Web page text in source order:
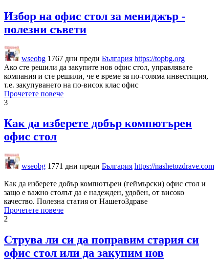
Избор на офис стол за мениджър -
полезни съвети
wseobg 1767 дни преди България https://topbg.org
Ако сте решили да закупите нов офис стол, управлявате
компания и сте решили, че е време за по-голяма инвестиция,
т.е. закупуването на по-висок клас офис
Прочетете повече
3
Как да изберете добър компютърен
офис стол
wseobg 1771 дни преди България https://nashetozdrave.com
Как да изберете добър компютърен (геймърски) офис стол и
защо е важно столът да е надежден, удобен, от високо
качество. Полезна статия от НашетоЗдраве
Прочетете повече
2
Струва ли си да поправим стария си
офис стол или да закупим нов